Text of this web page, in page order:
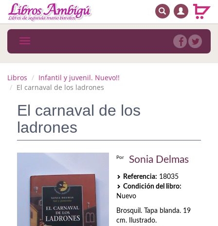
MENÚ PRINCIPAL
Novedades
Arte
Autoayuda. Conocimiento personal
Autoayuda. Crecimiento personal
Biografía
Biografías
BUSCAR
Toggle
navigation
Libros
Infantil y juvenil. Nuevo!!
El carnaval de los ladrones
El carnaval de los
ladrones
Por Sonia Delmas
Referencia: 18035
Condición del libro:
Nuevo
Brosquil. Tapa blanda. 19
cm. Ilustrado.